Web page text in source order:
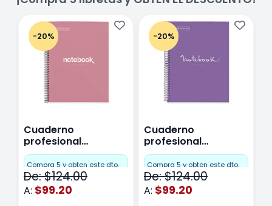
-20%
Cuaderno
profesional
Miquelrius Emotions
Cuadro Chico 80
hojas Rosa
Compra 5 y obten este dto.
De: $124.00
A: $99.20
-20%
Cuaderno
profesional
Miquelrius Emotions
raya 80 hojas
Purpura
Compra 5 y obten este dto.
De: $124.00
A: $99.20